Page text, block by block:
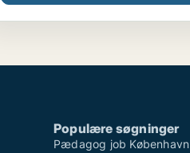
Populære søgninger
Pædagog job København